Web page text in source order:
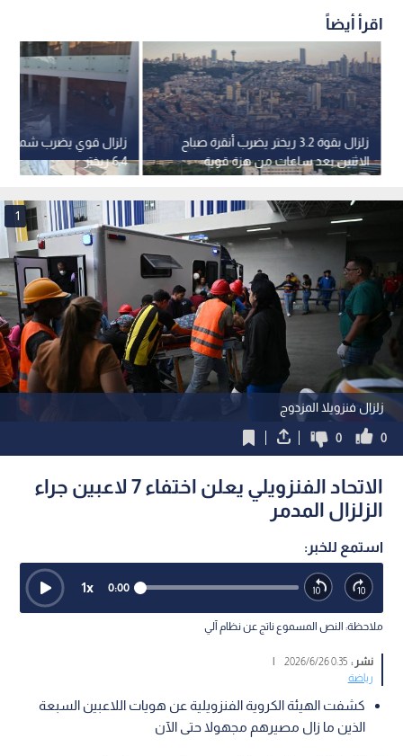
اقرأ أيضاً
زلزال قوي يضرب شمالي
6.4 ريختر
زلزال بقوة 3.2 ريختر يضرب أنقرة صباح
الاثنين بعد ساعات من هزة قوية
غربي تركيا
زلزال فنزويلا المزدوج
1
0
0
الاتحاد الفنزويلي يعلن اختفاء 7 لاعبين جراء
الزلزال المدمر
استمع للخبر:
0:00
1x
ملاحظة: النص المسموع ناتج عن نظام آلي
نشر :0:35 2026/6/26
|
رياضة
كشفت الهيئة الكروية الفنزويلية عن هويات اللاعبين السبعة
الذين ما زال مصيرهم مجهولا حتى الآن